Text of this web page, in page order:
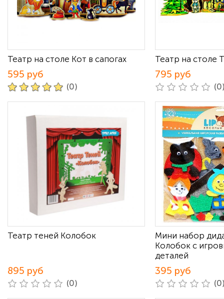
Театр на столе Кот в сапогах
595 руб
(0)
Театр на столе
795 руб
Театр теней Колобок
895 руб
(0)
Мини набор
Колобок с
деталей
395 руб